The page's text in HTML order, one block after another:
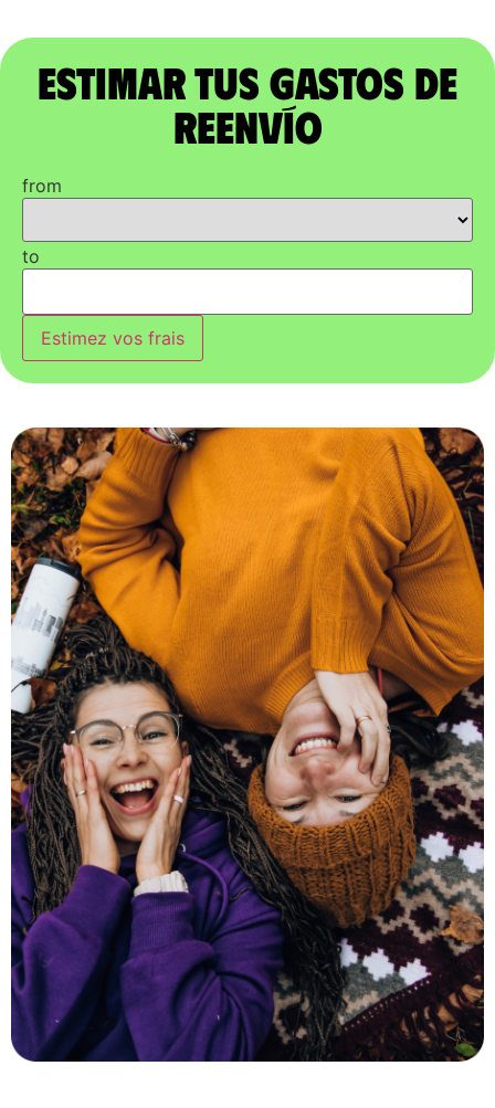
Estimar tus gastos de
reenvío
from
to
Estimez vos frais